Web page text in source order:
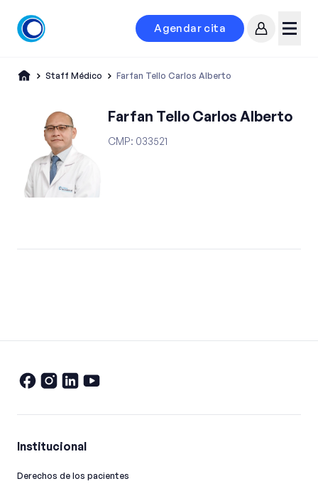
Agendar cita
Staff Médico Farfan Tello Carlos Alberto
Farfan Tello Carlos Alberto
CMP: 033521
Institucional
Derechos de los pacientes